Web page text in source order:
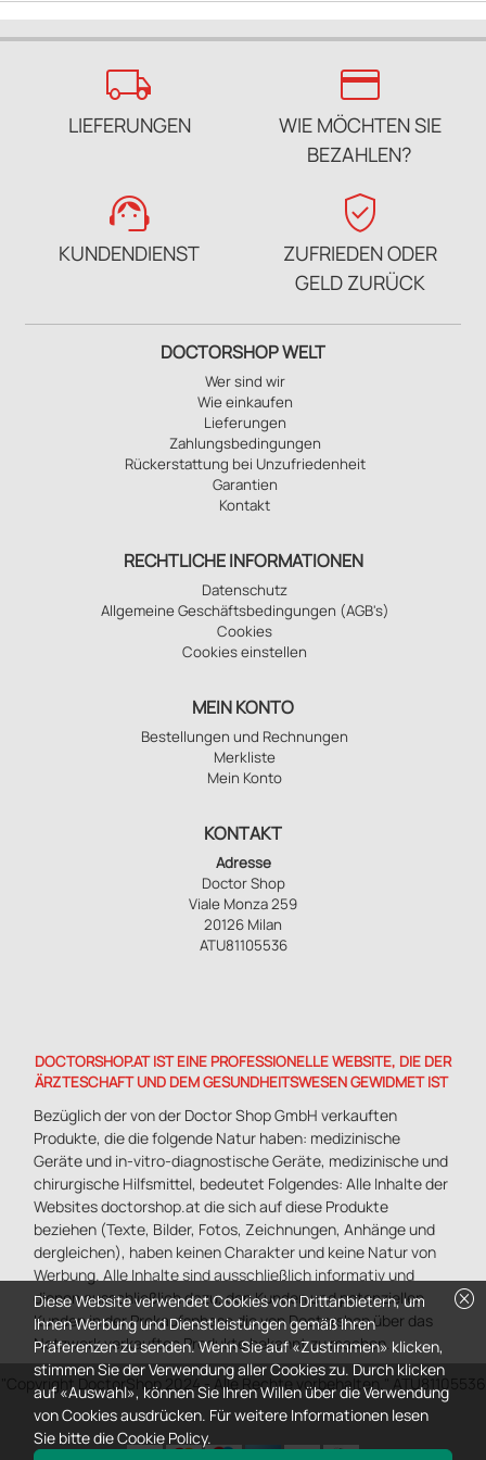
local_shipping
LIEFERUNGEN
credit_card
WIE MÖCHTEN SIE
BEZAHLEN?
support_agent
KUNDENDIENST
verified_user
ZUFRIEDEN ODER
GELD ZURÜCK
DOCTORSHOP WELT
Wer sind wir
Wie einkaufen
Lieferungen
Zahlungsbedingungen
Rückerstattung bei Unzufriedenheit
Garantien
Kontakt
RECHTLICHE INFORMATIONEN
Datenschutz
Allgemeine Geschäftsbedingungen (AGB's)
Cookies
Cookies einstellen
MEIN KONTO
Bestellungen und Rechnungen
Merkliste
Mein Konto
KONTAKT
Adresse
Doctor Shop
Viale Monza 259
20126 Milan
ATU81105536
DOCTORSHOP.AT IST EINE PROFESSIONELLE WEBSITE, DIE DER
ÄRZTESCHAFT UND DEM GESUNDHEITSWESEN GEWIDMET IST
Bezüglich der von der Doctor Shop GmbH verkauften
Produkte, die die folgende Natur haben: medizinische
Geräte und in-vitro-diagnostische Geräte, medizinische und
chirurgische Hilfsmittel, bedeutet Folgendes: Alle Inhalte der
Websites doctorshop.at die sich auf diese Produkte
beziehen (Texte, Bilder, Fotos, Zeichnungen, Anhänge und
dergleichen), haben keinen Charakter und keine Natur von
Werbung. Alle Inhalte sind ausschließlich informativ und
dienen ausschließlich dazu, den Kunden und potenziellen
Kunden in der Prekaufsphase die von Doctorshop über das
Netzwerk verkauften Produkte bekannt zu machen.
"Copyright DoctorShop 2024 - Alle Rechte vorbehalten." ATU81105536
cancel
Diese Website verwendet Cookies von Drittanbietern, um
Ihnen Werbung und Dienstleistungen gemäß Ihren
Präferenzen zu senden. Wenn Sie auf «Zustimmen» klicken,
stimmen Sie der Verwendung aller Cookies zu. Durch klicken
auf «Auswahl», können Sie Ihren Willen über die Verwendung
von Cookies ausdrücken. Für weitere Informationen lesen
Sie bitte die Cookie Policy.